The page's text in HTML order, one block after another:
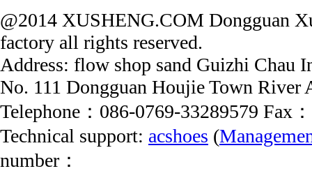
@2014 XUSHENG.COM Dongguan
factory all rights reserved.
Address: flow shop sand Guizhi Chau
No. 111 Dongguan Houjie Town River
Telephone：086-0769-33289579 Fax
Technical support: acshoes (
number：